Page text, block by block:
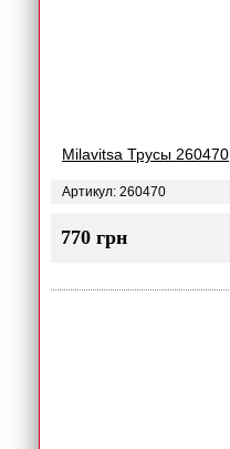
Milavitsa Трусы 260470
Артикул: 260470
770 грн